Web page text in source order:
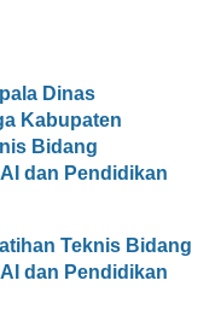
Dinas
Kabupaten
Bidang
dan Pendidikan
Teknis Bidang
dan Pendidikan